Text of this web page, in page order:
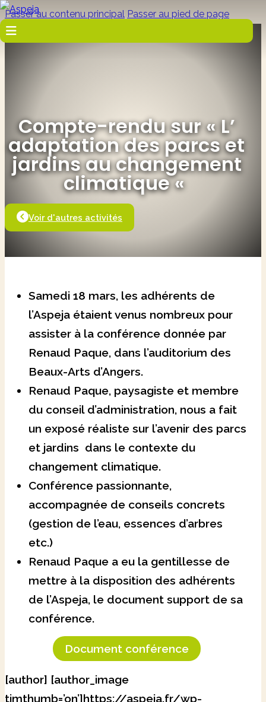
Passer au contenu principal Passer au pied de page
Compte-rendu sur « L’
adaptation des parcs et
jardins au changement
climatique «
Voir d'autres activités
Samedi 18 mars, les adhérents de
l’Aspeja étaient venus nombreux pour
assister à la conférence donnée par
Renaud Paque, dans l’auditorium des
Beaux-Arts d’Angers.
Renaud Paque, paysagiste et membre
du conseil d’administration, nous a fait
un exposé réaliste sur l’avenir des parcs
et jardins dans le contexte du
changement climatique.
Conférence passionnante,
accompagnée de conseils concrets
(gestion de l’eau, essences d’arbres
etc.)
Renaud Paque a eu la gentillesse de
mettre à la disposition des adhérents
de l’Aspeja, le document support de sa
conférence.
Document conférence
[author] [author_image
timthumb=’on’]https://aspeja.fr/wp-